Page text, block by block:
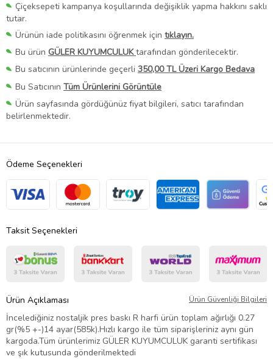
Çiçeksepeti kampanya koşullarında değişiklik yapma hakkını saklı
tutar.
Ürünün iade politikasını öğrenmek için tıklayın.
Bu ürün GÜLER KUYUMCULUKtarafından gönderilecektir.
Bu satıcının ürünlerinde geçerli 350,00 TL Üzeri Kargo Bedava
Bu Satıcının Tüm Ürünlerini Görüntüle
Ürün sayfasında gördüğünüz fiyat bilgileri, satıcı tarafından
belirlenmektedir.
Ödeme Seçenekleri
Taksit Seçenekleri
Ürün Açıklaması Ürün Güvenliği Bilgileri
İncelediğiniz nostaljik pres baskı R harfi ürün toplam ağırlığı 0.27
gr(%5 +-)14 ayar(585k).Hızlı kargo ile tüm siparişleriniz aynı gün
kargoda.Tüm ürünlerimiz GÜLER KUYUMCULUK garanti sertifikası
ve şık kutusunda gönderilmektedi